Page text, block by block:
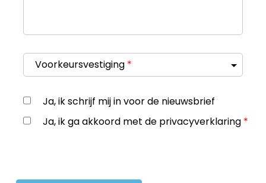
Voorkeursvestiging *
Ja, ik schrijf mij in voor de nieuwsbrief
Ja, ik ga akkoord met de privacyverklaring *